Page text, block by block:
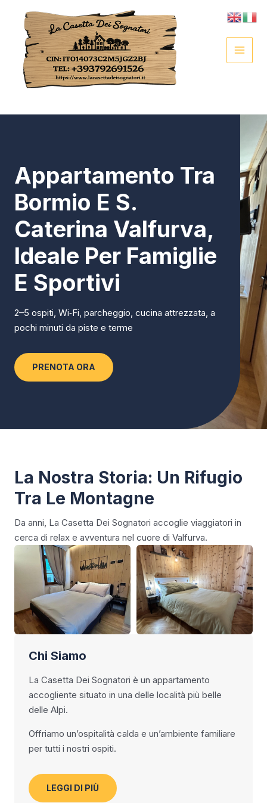
contenuto
Appartamento Tra
Bormio E S.
Caterina Valfurva,
Ideale Per Famiglie
E Sportivi
2–5 ospiti, Wi‑Fi, parcheggio, cucina attrezzata, a
pochi minuti da piste e terme
PRENOTA ORA
La Nostra Storia: Un Rifugio
Tra Le Montagne
Da anni, La Casetta Dei Sognatori accoglie viaggiatori in
cerca di relax e avventura nel cuore di Valfurva.
Chi Siamo
La Casetta Dei Sognatori è un appartamento
accogliente situato in una delle località più belle
delle Alpi.
Offriamo un’ospitalità calda e un’ambiente familiare
per tutti i nostri ospiti.
LEGGI DI PIÙ